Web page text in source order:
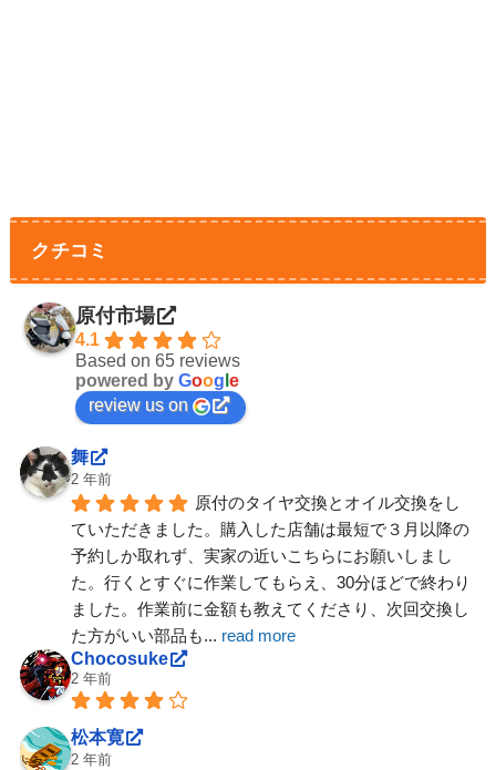
クチコミ
原付市場
4.1
Based on 65 reviews
powered by Goog e
review us on
舞
2 年前
原付のタイヤ交換とオイル交換をし
ていただきました。購入した店舗は最短で３月以降の
予約しか取れず、実家の近いこちらにお願いしまし
た。行くとすぐに作業してもらえ、30分ほどで終わり
ました。作業前に金額も教えてくださり、次回交換し
た方がいい部品も... read more
Chocosuke
2 年前
松本寛
2 年前